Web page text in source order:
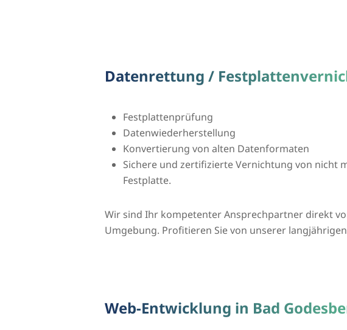
Datenrettung /
Festplattenprüfung
Datenwiederherstellung
Konvertierung von alten Datenformaten
Sichere und zertifizierte Vernichtung von nicht
Festplatte.
Wir sind Ihr kompetenter Ansprechpartner direkt
Umgebung. Profitieren Sie von unserer
Web-Entwicklung in Bad